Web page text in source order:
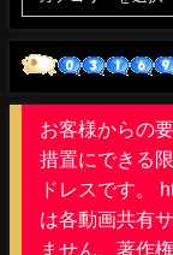
お客様からの
措置にできる
ドレスです。
は各動画共有
ません、著作